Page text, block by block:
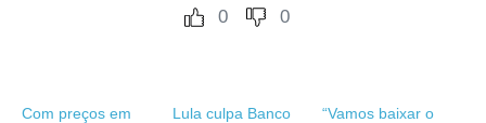
0 0
Com preços em
Lula culpa Banco
“Vamos baixar o